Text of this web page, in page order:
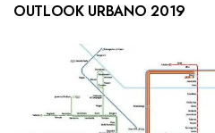
OUTLOOK URBANO 2019